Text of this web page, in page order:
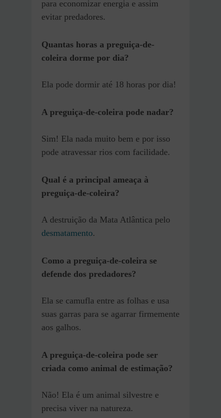
para economizar energia e assim
evitar predadores.
Quantas horas a preguiça-de-
coleira dorme por dia?
Ela pode dormir até 18 horas por dia!
A preguiça-de-coleira pode nadar?
Sim! Ela nada muito bem e por isso
pode atravessar rios com facilidade.
Qual é a principal ameaça à
preguiça-de-coleira?
A destruição da Mata Atlântica pelo
desmatamento.
Como a preguiça-de-coleira se
defende dos predadores?
Ela se camufla entre as folhas e usa
suas garras para se agarrar firmemente
aos galhos.
A preguiça-de-coleira pode ser
criada como animal de estimação?
Não! Ela é um animal silvestre e
precisa viver na natureza.